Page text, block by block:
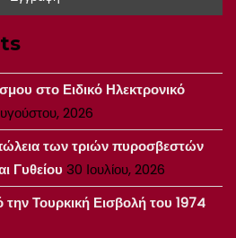
στο Ειδικό Ηλεκτρονικό
2026
των τριών πυροσβεστών
Γυθείου 30 Ιουλίου, 2026
Τουρκική Εισβολή του 1974